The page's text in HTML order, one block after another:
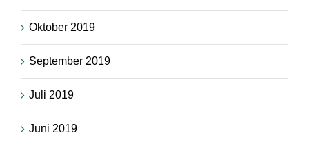
Oktober 2019
September 2019
Juli 2019
Juni 2019